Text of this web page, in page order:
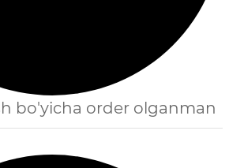
bo'yicha order olganman